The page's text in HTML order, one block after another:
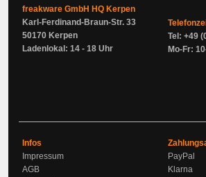
freakware GmbH HQ Kerpen
Karl-Ferdinand-Braun-Str. 33
50170 Kerpen
Ladenlokal: 14 - 18 Uhr
Tel: +49
Mo-Fr:
Infos
Impressum
AGB
PayPal
Klarna